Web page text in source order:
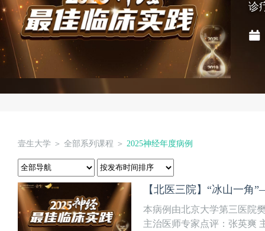
诊
壹生大学 ＞ 全部系列课程 ＞ 2025神经年度病例
【北医三院】“冰山一
本病例由北京大学第三医院
主治医师专家点评：张英爽